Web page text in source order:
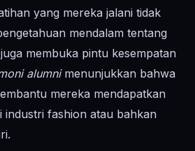
yang mereka jalani tidak
mendalam tentang
membuka pintu kesempatan
alumnimenunjukkan bahwa
mereka mendapatkan
industri fashion atau bahkan